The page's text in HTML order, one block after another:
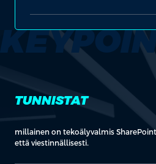
TUNNISTAT
millainen on tekoälyvalmis
että viestinnällisesti.